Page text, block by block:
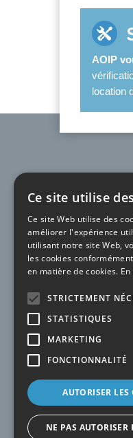
AOIP
location
N°2.1227
site de
AFAQ
Ce site utilise
Ce site Web utilise des
améliorer l'expérience
utilisant notre site Web,
les cookies
en matière de cookies.
STRICTEMENT
STATISTIQUES
MARKETING
FONCTIONNALITÉ
AUTORISER LES
NE PAS AUTORISER